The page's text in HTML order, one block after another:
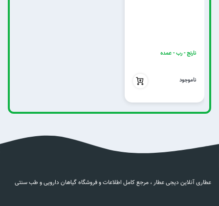
نارنج - رب - عمده
ناموجود
عطاری آنلاین دیجی عطار ، مرجع کامل اطلاعات و فروشگاه گیاهان دارویی و طب سنتی